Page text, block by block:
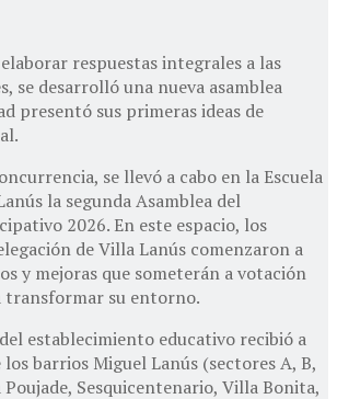
respuestas integrales a las
se desarrolló una nueva asamblea
presentó sus primeras ideas de
se llevó a cabo en la Escuela
la segunda Asamblea del
2026. En este espacio, los
de Villa Lanús comenzaron a
y mejoras que someterán a votación
transformar su entorno.
establecimiento educativo recibió a
barrios Miguel Lanús (sectores A, B,
Sesquicentenario, Villa Bonita,